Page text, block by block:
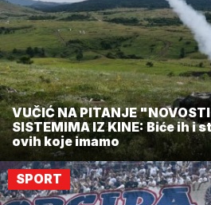
VUČIĆ NA PITANJE
SISTEMIMA IZ KINE: Biće ih i
ovih koje imamo
SPORT